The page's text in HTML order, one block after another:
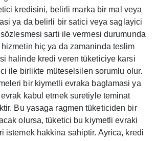
kredisini, belirli marka bir mal veya
ya da belirli bir satici veya saglayici
sarti ile vermesi durumunda
hiç ya da zamaninda teslim
halinde kredi veren tüketiciye karsi
ile birlikte müteselsilen sorumlu olur.
bir kiymetli evraka baglamasi ya
kabul etmek suretiyle teminat
Bu yasaga ragmen tüketiciden bir
olursa, tüketici bu kiymetli evraki
istemek hakkina sahiptir. Ayrica, kredi